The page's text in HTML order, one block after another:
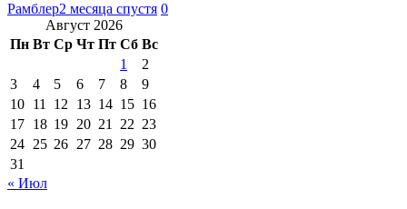
Рамблер2 месяца спустя 0
Август 2026
Пн Вт Ср Чт Пт Сб Вс
1
2
3
4 5 6 7 8
9
10 11 12 13 14 15 16
17 18 19 20 21 22 23
24 25 26 27 28 29 30
31
« Июл